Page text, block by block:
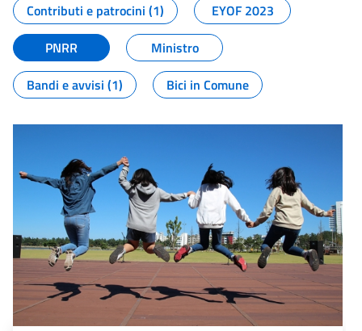
Contributi e patrocini (1)
EYOF 2023
PNRR
Ministro
Bandi e avvisi (1)
Bici in Comune